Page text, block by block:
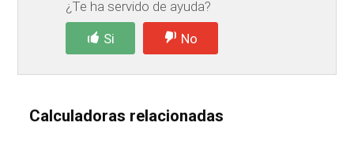
¿Te ha servido de ayuda?
Si No
Calculadoras relacionadas